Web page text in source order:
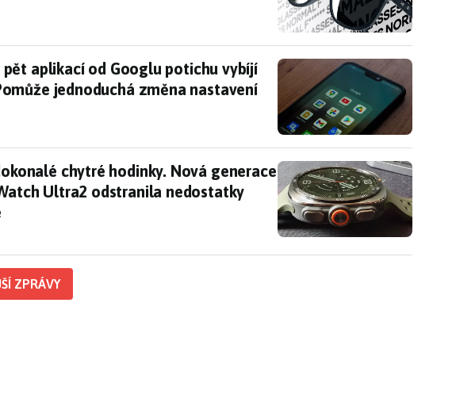
pět aplikací od Googlu potichu vybíjí baterii telefonu. Pomůže
aplikací od Googlu potichu vybíjí
jednoduchá změna nastavení
chytré hodinky. Nová generace Samsung Galaxy
chytré hodinky. Nová generace
Ultra2 odstranila nedostatky
ZPRÁVY